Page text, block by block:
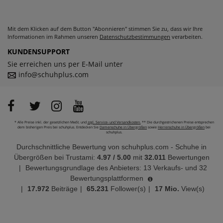
Mit dem Klicken auf dem Button "Abonnieren" stimmen Sie zu, dass wir Ihre
Informationen im Rahmen unseren Datenschutzbestimmungen verarbeiten.
KUNDENSUPPORT
Sie erreichen uns per E-Mail unter
info@schuhplus.com
* Alle Preise inkl. der gesetzlichen MwSt. und zzgl. Service- und Versandkosten.** Die durchgestrichenen Preise entsprechen
dem bisherigen Preis bei schuhplus. Entdecken Sie Damenschuhe in Übergrößen sowie Herrenschuhe in Übergrößen bei
schuhplus.
Durchschnittliche Bewertung von schuhplus.com - Schuhe in
Übergrößen bei Trustami: 4.97 / 5.00 mit 32.011 Bewertungen
|
Bewertungsgrundlage des Anbieters: 13 Verkaufs- und 32
Bewertungsplattformen
|
17.972 Beiträge | 65.231 Follower(s) | 17 Mio. View(s)